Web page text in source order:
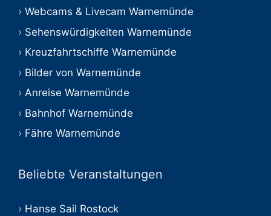
Webcams & Livecam Warnemünde
Sehenswürdigkeiten Warnemünde
Kreuzfahrtschiffe Warnemünde
Bilder von Warnemünde
Anreise Warnemünde
Bahnhof Warnemünde
Fähre Warnemünde
Beliebte Veranstaltungen
Hanse Sail Rostock